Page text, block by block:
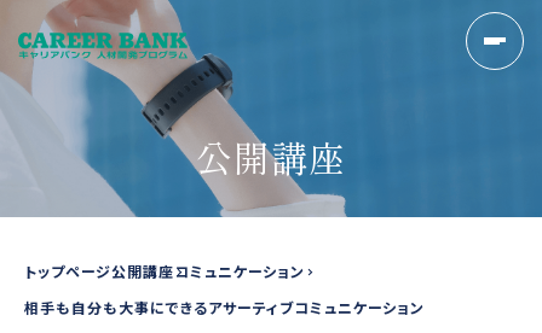
公開講座
トップページ公開講座コミュニケーション
相手も自分も大事にできるアサーティブコミュニケーション